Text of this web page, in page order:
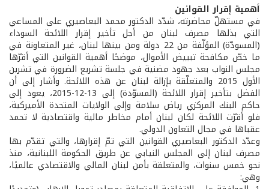
أهمية إقرار القوانين
في مستهلّ محاضرته، شدّد الدكتور محمد البعاصيري على المساعي
التي بذلها مصرف لبنان من أجل تأخير إقرار اللائحة السوداء
(المسودّة) المؤلّفة من 22 دولة ومن بينها لبنان، غير المتعاونة في
ما خصّ مكافحة تبييض الأموال، موضحًا أهمية القوانين التي أقرّها
مجلس النواب بعد جهود مضنية في جلسة تشريع الضرورة في تشرين
الأول 2015 والمتعلّقة بإزالة لبنان عن هذه اللائحة. وأشار إلى أن
الفضل بتأخير إقرار اللائحة (المسوّدة) إلى 13-12-2015، يعود إلى
حاكم البنك المركزي رياض سلامة وإلى الولايات المتحدة الأميركية،
فلو أقرّت اللائحة لكان لبنان أمام مخاطر مالية واقتصادية لا تحمد
عقباها في مجال التعاون الدولي.
وعدّد الدكتور البعاصيري القوانين التي تمّ إقرارها، والتي تقدّم بها
مصرف لبنان إلى المجلس النيابي عن طريق الحكومة اللبنانية، منذ
نحو خمس سنوات، والمتعلقة بأمن لبنان المالي والاقتصادي عالميًا،
وهي: